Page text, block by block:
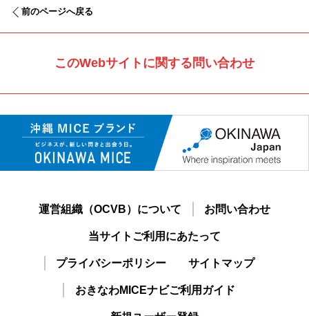
前のページへ戻る
このWebサイトに関する問い合わせ
運営組織（OCVB）について お問い合わせ
当サイトご利用にあたって
プライバシーポリシー サイトマップ
おきなわMICEナビご利用ガイド